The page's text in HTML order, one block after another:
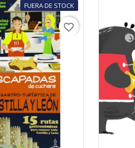
FUERA DE STOCK
favorite_border